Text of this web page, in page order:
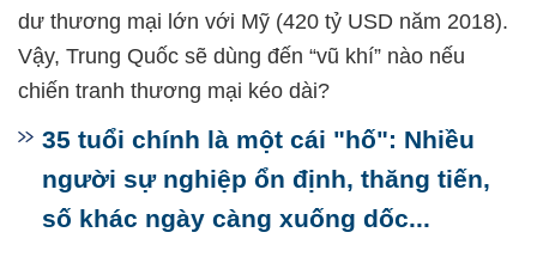
dư thương mại lớn với Mỹ (420 tỷ USD năm 2018).
Vậy, Trung Quốc sẽ dùng đến “vũ khí” nào nếu
chiến tranh thương mại kéo dài?
35 tuổi chính là một cái "hố": Nhiều
người sự nghiệp ổn định, thăng tiến,
số khác ngày càng xuống dốc...